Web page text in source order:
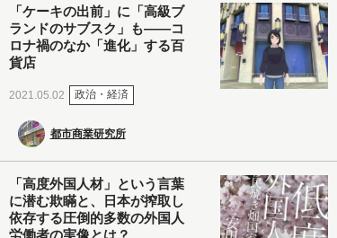
「ケーキの出前」に「高級ブ
ランドのサブスク」も――コ
ロナ禍のなか「進化」する百
貨店
2021.05.02 政治・経済
都市商業研究所
「高度外国人材」という言葉
に潜む欺瞞と、日本が搾取し
依存する圧倒的多数の外国人
労働者の実像とは？